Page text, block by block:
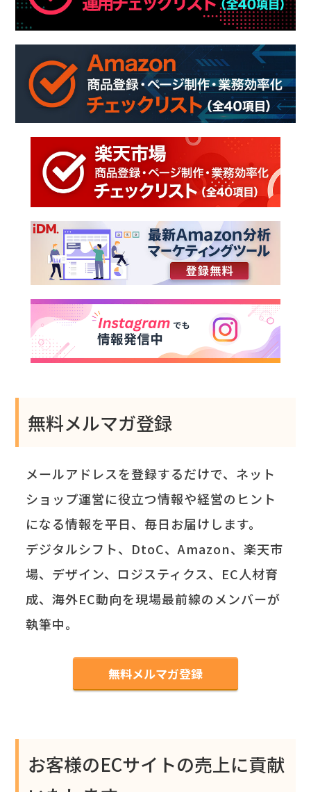
無料メルマガ登録
メールアドレスを登録するだけで、ネット
ショップ運営に役立つ情報や経営のヒント
になる情報を平日、毎日お届けします。
デジタルシフト、DtoC、Amazon、楽天市
場、デザイン、ロジスティクス、EC人材育
成、海外EC動向を現場最前線のメンバーが
執筆中。
無料メルマガ登録
お客様のECサイトの売上に貢献